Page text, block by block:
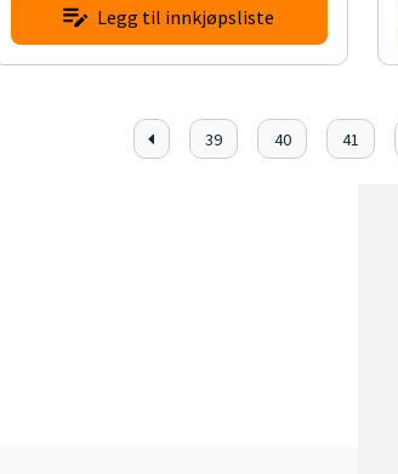
Legg til innkjøpsliste
39 40 41